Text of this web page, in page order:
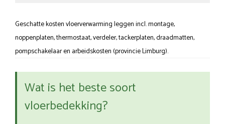
Geschatte kosten vloerverwarming leggen incl. montage,
noppenplaten, thermostaat, verdeler, tackerplaten, draadmatten,
pompschakelaar en arbeidskosten (provincie Limburg).
Wat is het beste soort
vloerbedekking?